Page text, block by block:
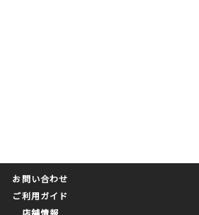
お問い合わせ
ご利用ガイド